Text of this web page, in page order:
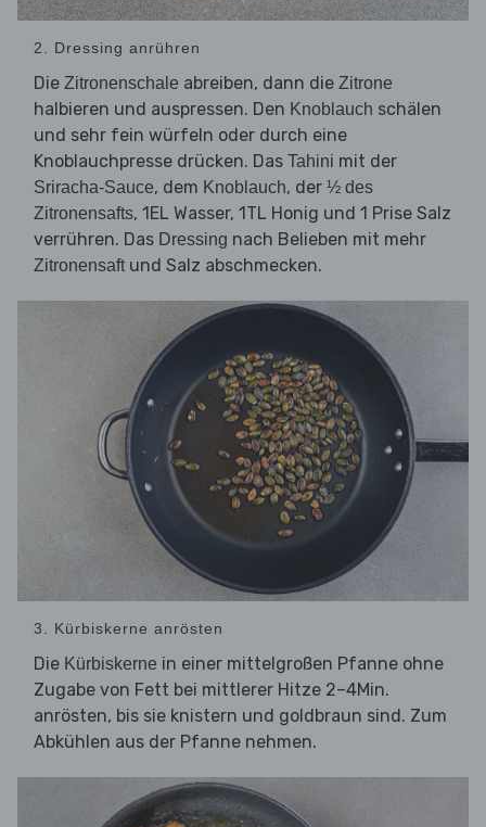
2. Dressing anrühren
Die Zitronenschale abreiben, dann die Zitrone
halbieren und auspressen. Den Knoblauch schälen
und sehr fein würfeln oder durch eine
Knoblauchpresse drücken. Das Tahini mit der
Sriracha-Sauce, dem Knoblauch, der ½ des
Zitronensafts, 1EL Wasser, 1TL Honig und 1 Prise Salz
verrühren. Das Dressing nach Belieben mit mehr
Zitronensaftund Salz abschmecken.
3. Kürbiskerne anrösten
Die Kürbiskerne in einer mittelgroßen Pfanne ohne
Zugabe von Fett bei mittlerer Hitze 2–4Min.
anrösten, bis sie knistern und goldbraun sind. Zum
Abkühlen aus der Pfanne nehmen.